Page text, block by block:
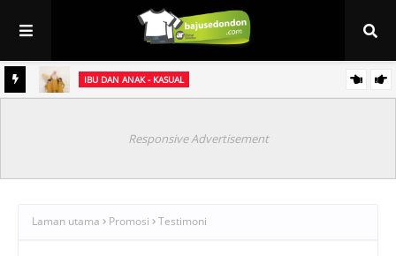
IBU DAN ANAK - KASUAL
Responsive Advertisement
Laman utama Promosi Testimoni